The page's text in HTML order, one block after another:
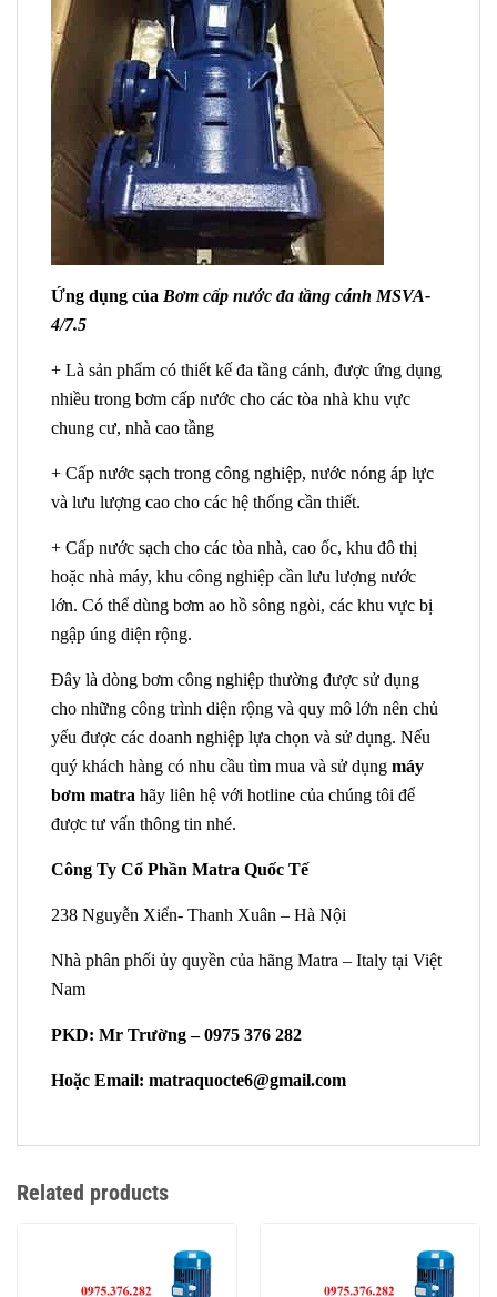
Ứng dụng của Bơm cấp nước đa tầng cánh MSVA-
4/7.5
+ Là sản phẩm có thiết kế đa tầng cánh, được ứng dụng
nhiều trong bơm cấp nước cho các tòa nhà khu vực
chung cư, nhà cao tầng
+ Cấp nước sạch trong công nghiệp, nước nóng áp lực
và lưu lượng cao cho các hệ thống cần thiết.
+ Cấp nước sạch cho các tòa nhà, cao ốc, khu đô thị
hoặc nhà máy, khu công nghiệp cần lưu lượng nước
lớn. Có thể dùng bơm ao hồ sông ngòi, các khu vực bị
ngập úng diện rộng.
Đây là dòng bơm công nghiệp thường được sử dụng
cho những công trình diện rộng và quy mô lớn nên chủ
yếu được các doanh nghiệp lựa chọn và sử dụng. Nếu
quý khách hàng có nhu cầu tìm mua và sử dụng máy
bơm matra hãy liên hệ với hotline của chúng tôi để
được tư vấn thông tin nhé.
Công Ty Cổ Phần Matra Quốc Tế
238 Nguyễn Xiển- Thanh Xuân – Hà Nội
Nhà phân phối ủy quyền của hãng Matra – Italy tại Việt
Nam
PKD: Mr Trường – 0975 376 282
Hoặc Email: matraquocte6@gmail.com
Related products